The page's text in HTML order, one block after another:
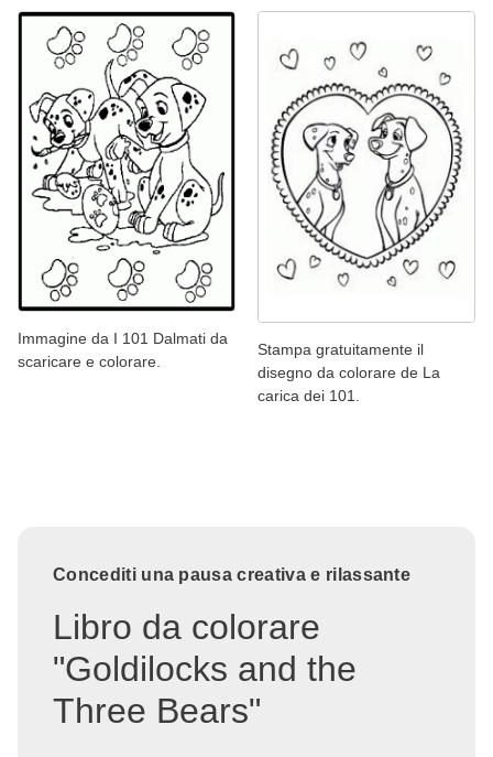
Immagine da I 101 Dalmati da
scaricare e colorare.
Stampa gratuitamente il
disegno da colorare de La
carica dei 101.
Concediti una pausa creativa e rilassante
Libro da colorare
"Goldilocks and the
Three Bears"